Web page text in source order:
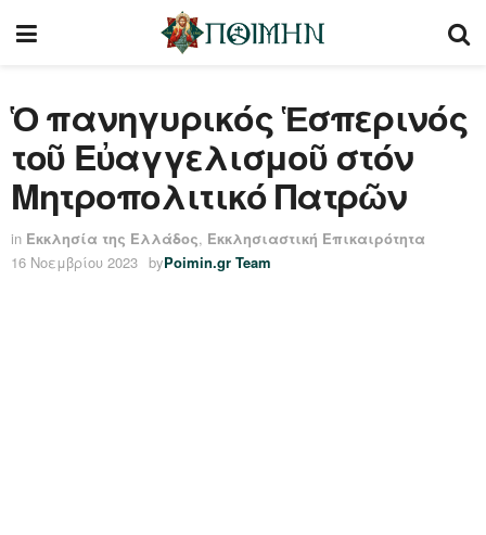
Ὁ πανηγυρικός Ἑσπερινός
τοῦ Εὐαγγελισμοῦ στόν
Μητροπολιτικό Πατρῶν
in Εκκλησία της Ελλάδος, Εκκλησιαστική Επικαιρότητα
16 Νοεμβρίου 2023 byPoimin.gr Team